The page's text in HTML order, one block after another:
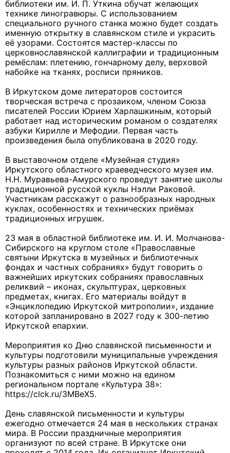
библиотеки им. И. П. Уткина обучат желающих
технике линогравюры. С использованием
специального ручного станка можно будет создать
именную открытку в славянском стиле и украсить
её узорами. Состоятся мастер-классы по
церковнославянской каллиграфии и традиционным
ремёслам: плетению, гончарному делу, верховой
набойке на тканях, росписи пряников.
В Иркутском доме литераторов состоится
творческая встреча с прозаиком, членом Союза
писателей России Юрием Харлашкиным, который
работает над историческим романом о создателях
азбуки Кирилле и Мефодии. Первая часть
произведения была опубликована в 2020 году.
В выставочном отделе «Музейная студия»
Иркутского областного краеведческого музея им.
Н.Н. Муравьева-Амурского проведут занятие школы
традиционной русской куклы Нэлли Раковой.
Участникам расскажут о разнообразных народных
куклах, особенностях и технических приёмах
традиционных игрушек.
23 мая в областной библиотеке им. И. И. Молчанова-
Сибирского на круглом столе «Православные
святыни Иркутска в музейных и библиотечных
фондах и частных собраниях» будут говорить о
важнейших иркутских собраниях православных
реликвий – иконах, скульптурах, церковных
предметах, книгах. Его материалы войдут в
«Энциклопедию Иркутской митрополии», издание
которой запланировано в 2027 году к 300-летию
Иркутской епархии.
Мероприятия ко Дню славянской письменности и
культуры подготовили муниципальные учреждения
культуры разных районов Иркутской области.
Познакомиться с ними можно на едином
региональном портале «Культура 38»:
https://clck.ru/3MBeX5.
День славянской письменности и культуры
ежегодно отмечается 24 мая в нескольких странах
мира. В России праздничные мероприятия
организуют по всей стране. В Иркутске они